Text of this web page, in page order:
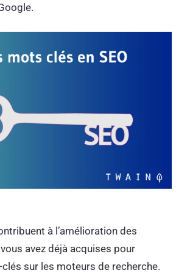
à l’amélioration des
avez déjà acquises pour
sur les moteurs de recherche.